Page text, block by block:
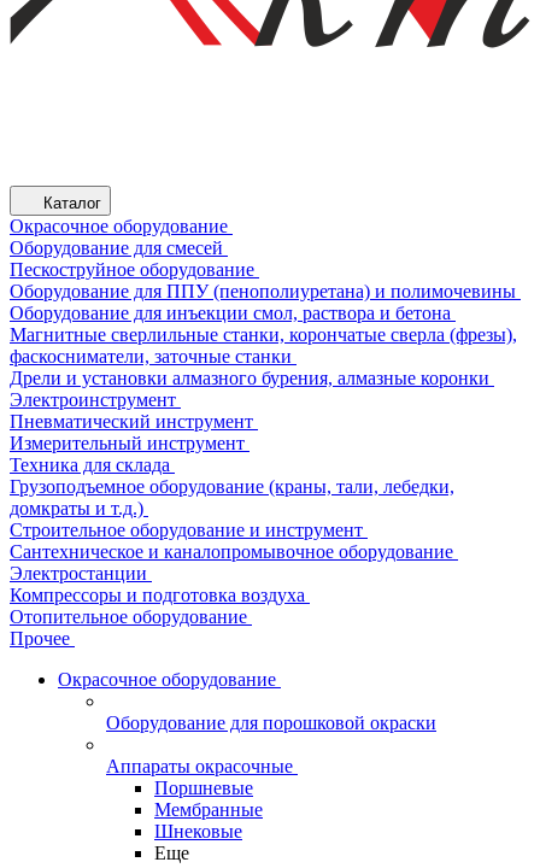
Каталог
Окрасочное оборудование
Оборудование для смесей
Пескоструйное оборудование
Оборудование для ППУ (пенополиуретана) и полимочевины
Оборудование для инъекции смол, раствора и бетона
Магнитные сверлильные станки, корончатые сверла (фрезы),
фаскосниматели, заточные станки
Дрели и установки алмазного бурения, алмазные коронки
Электроинструмент
Пневматический инструмент
Измерительный инструмент
Техника для склада
Грузоподъемное оборудование (краны, тали, лебедки,
домкраты и т.д.)
Строительное оборудование и инструмент
Сантехническое и каналопромывочное оборудование
Электростанции
Компрессоры и подготовка воздуха
Отопительное оборудование
Прочее
Окрасочное оборудование
Оборудование для порошковой окраски
Аппараты окрасочные
Поршневые
Мембранные
Шнековые
Еще